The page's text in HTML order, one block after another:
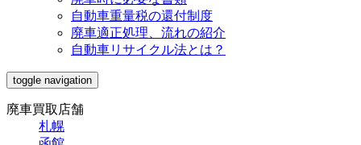
自動車重量税の還付制度
廃車適正処理、流れの紹介
自動車リサイクル法とは？
toggle navigation
廃車買取店舗
札幌